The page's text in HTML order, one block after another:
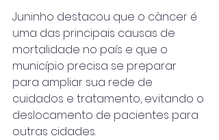
Juninho destacou que o câncer é
uma das principais causas de
mortalidade no país e que o
município precisa se preparar
para ampliar sua rede de
cuidados e tratamento, evitando o
deslocamento de pacientes para
outras cidades.